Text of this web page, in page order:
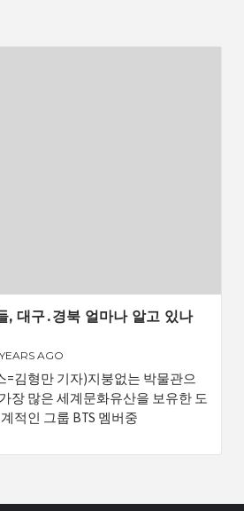
, 대구․경북 얼마나 알고 있나
AGO
=김형만 기자)지붕없는 박물관으
장 많은 세계문화유산을 보유한 도
적인 그룹 BTS 멤버중